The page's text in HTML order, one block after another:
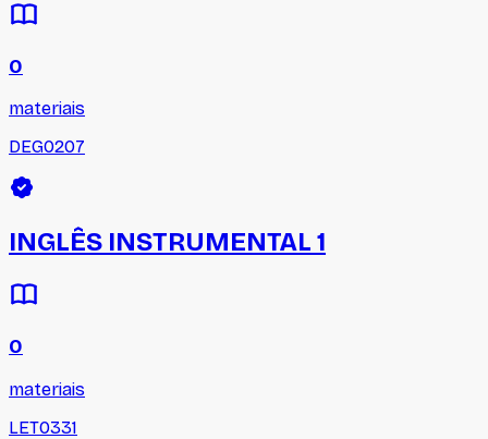
0
materiais
DEG0207
INGLÊS INSTRUMENTAL 1
0
materiais
LET0331